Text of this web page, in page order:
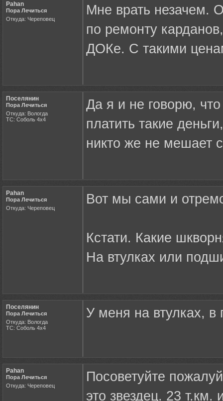
Pahan
Пора Лечиться
Откуда: Череповец
Мне врать незачем.
по ремонту
ДОКе. С такими
Поселянин
Пора Лечиться
Откуда: Вологда
ТС: Соболь 4х4
Да я и не говорю,
платить такие
никто же не мешает
Pahan
Пора Лечиться
Откуда: Череповец
Вот мы сами и
Кстати. Какие
На втулках или
Поселянин
Пора Лечиться
Откуда: Вологда
ТС: Соболь 4х4
У меня на втулках,
Pahan
Пора Лечиться
Откуда: Череповец
Посоветуйте
это звездец. 23 т.км.